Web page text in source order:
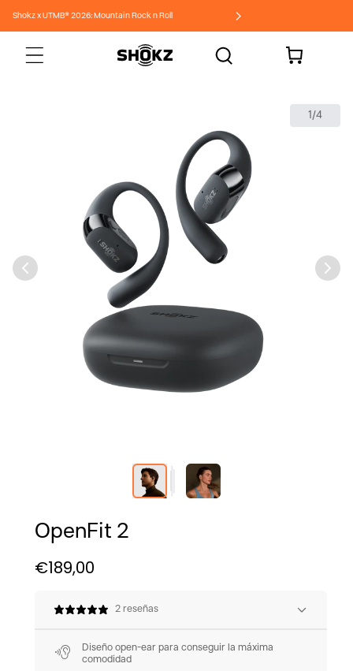
directamente
al contenido
Shokz x UTMB® 2026: Mountain Rock n Roll
Carrito
2/4
OpenFit 2
€189,00
2 reseñas
Diseño open-ear para conseguir la máxima
comodidad